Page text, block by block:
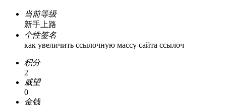
当前等级
新手上路
个性签名
как увеличить ссылочную массу сайта ссылоч
积分
2
威望
0
金钱